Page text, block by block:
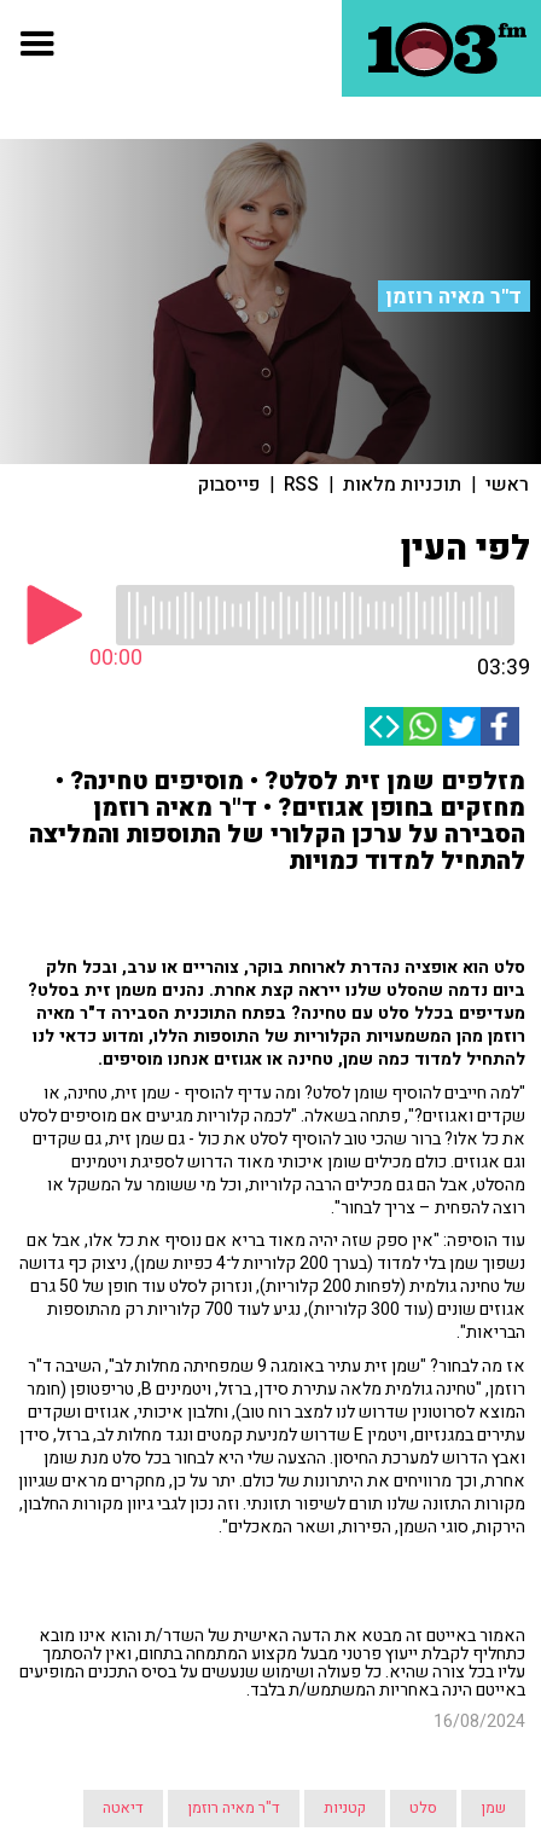
ד"ר מאיה רוזמן
ראשי | תוכניות מלאות |
RSS
| פייסבוק
לפי העין
00:00 03:39
מזלפים שמן זית לסלט? • מוסיפים טחינה? •
מחזקים בחופן אגוזים? • ד"ר מאיה רוזמן
הסבירה על ערכן הקלורי של התוספות והמליצה
להתחיל למדוד כמויות
סלט הוא אופציה נהדרת לארוחת בוקר, צוהריים או ערב, ובכל חלק
ביום נדמה שהסלט שלנו ייראה קצת אחרת. נהנים משמן זית בסלט?
מעדיפים בכלל סלט עם טחינה? בפתח התוכנית הסבירה ד"ר מאיה
רוזמן מהן המשמעויות הקלוריות של התוספות הללו, ומדוע כדאי לנו
להתחיל למדוד כמה שמן, טחינה או אגוזים אנחנו מוסיפים.
"למה חייבים להוסיף שומן לסלט? ומה עדיף להוסיף - שמן זית, טחינה, או
שקדים ואגוזים?", פתחה בשאלה. "לכמה קלוריות מגיעים אם מוסיפים לסלט
את כל אלו? ברור שהכי טוב להוסיף לסלט את כול - גם שמן זית, גם שקדים
וגם אגוזים. כולם מכילים שומן איכותי מאוד הדרוש לספיגת ויטמינים
מהסלט, אבל הם גם מכילים הרבה קלוריות, וכל מי ששומר על המשקל או
רוצה להפחית – צריך לבחור".
עוד הוסיפה: "אין ספק שזה יהיה מאוד בריא אם נוסיף את כל אלו, אבל אם
נשפוך שמן בלי למדוד (בערך 200 קלוריות ל־4 כפיות שמן), ניצוק כף גדושה
של טחינה גולמית (לפחות 200 קלוריות), ונזרוק לסלט עוד חופן של 50 גרם
אגוזים שונים (עוד 300 קלוריות), נגיע לעוד 700 קלוריות רק מהתוספות
הבריאות".
אז מה לבחור? "שמן זית עתיר באומגה 9 שמפחיתה מחלות לב", השיבה ד"ר
רוזמן, "טחינה גולמית מלאה עתירת סידן, ברזל, ויטמינים B, טריפטופן (חומר
המוצא לסרוטונין שדרוש לנו למצב רוח טוב), וחלבון איכותי, אגוזים ושקדים
עתירים במגנזיום, ויטמין E שדרוש למניעת קמטים ונגד מחלות לב, ברזל, סידן
ואבץ הדרוש למערכת החיסון. ההצעה שלי היא לבחור בכל סלט מנת שומן
אחרת, וכך מרוויחים את היתרונות של כולם. יתר על כן, מחקרים מראים שגיוון
מקורות התזונה שלנו תורם לשיפור תזונתי. וזה נכון לגבי גיוון מקורות החלבון,
הירקות, סוגי השמן, הפירות, ושאר המאכלים".
האמור באייטם זה מבטא את הדעה האישית של השדר/ת והוא אינו מובא
כתחליף לקבלת ייעוץ פרטני מבעל מקצוע המתמחה בתחום, ואין להסתמך
עליו בכל צורה שהיא. כל פעולה ושימוש שנעשים על בסיס התכנים המופיעים
באייטם הינה באחריות המשתמש/ת בלבד.
16/08/2024
שמן סלט קטניות ד"ר מאיה רוזמן דיאטה